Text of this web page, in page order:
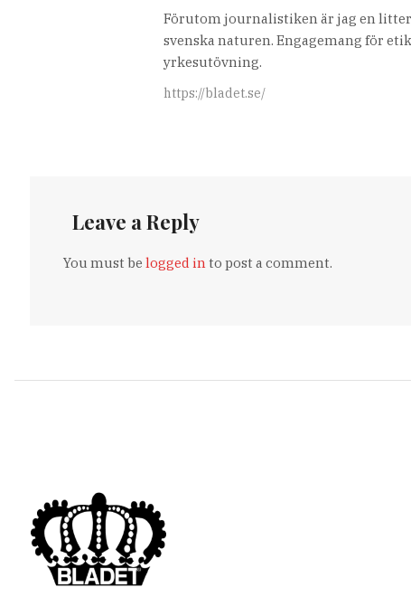
Förutom journalistiken är jag en
svenska naturen. Engagemang för
yrkesutövning.
https://bladet.se/
Leave a Reply
You must belogged into post a comment.